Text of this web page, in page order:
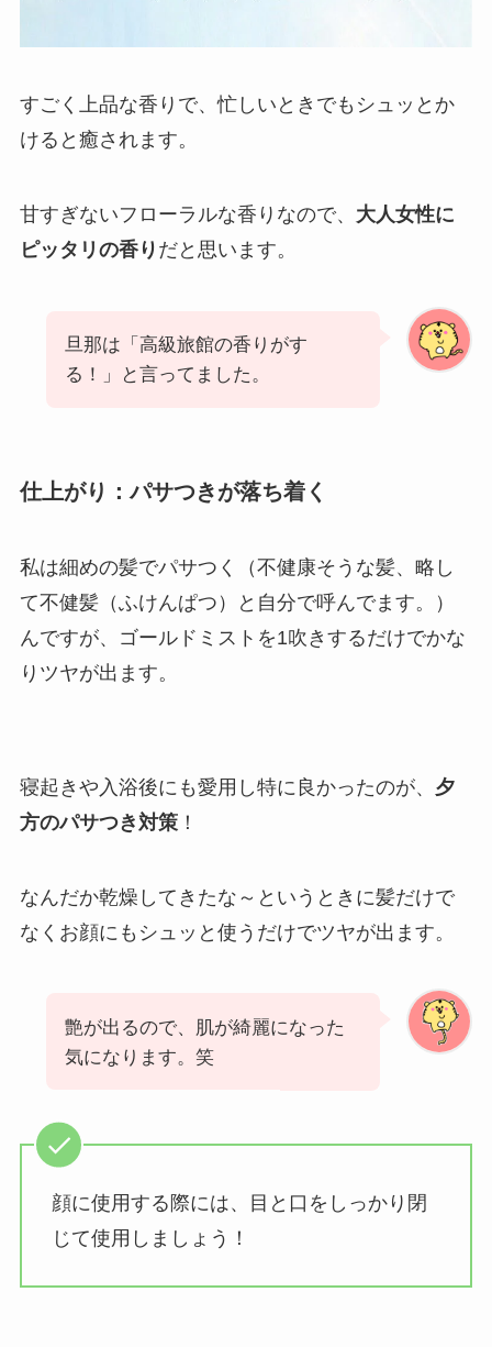
すごく上品な香りで、忙しいときでもシュッとか
けると癒されます。
甘すぎないフローラルな香りなので、 大人女性に
ピッタリの香り だと思います。
旦那は「高級旅館の香りがす
る！」と言ってました。
仕上がり：パサつきが落ち着く
私は細めの髪でパサつく（不健康そうな髪、略し
て不健髪（ふけんぱつ）と自分で呼んでます。）
んですが、ゴールドミストを1吹きするだけでかな
りツヤが出ます。
寝起きや入浴後にも愛用し特に良かったのが、 夕
方のパサつき対策！
なんだか乾燥してきたな～というときに髪だけで
なくお顔にもシュッと使うだけでツヤが出ます。
艶が出るので、肌が綺麗になった
気になります。笑
顔に使用する際には、目と口をしっかり閉
じて使用しましょう！